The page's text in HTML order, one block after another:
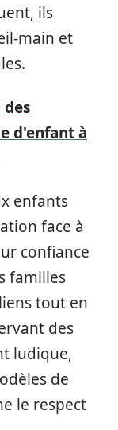
ils
main et
des
d'enfant à
enfants
face à
confiance
familles
tout en
des
ludique,
de
le respect